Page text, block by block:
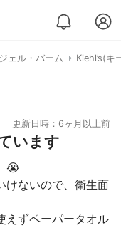
ェル・バーム Kiehl’s(キ
更新日時：6ヶ月以上前
います
😭
けないので、衛生面
えずペーパータオル